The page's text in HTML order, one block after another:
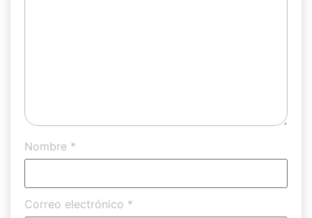
Nombre *
Correo electrónico *